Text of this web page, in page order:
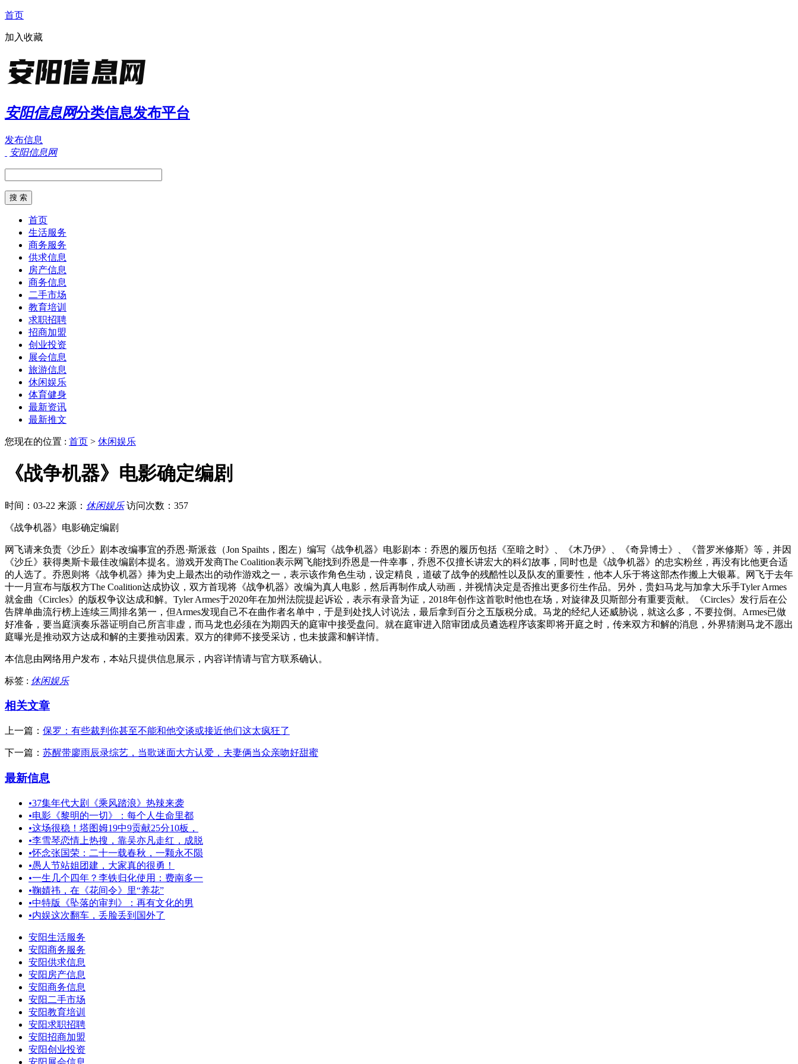
首页
加入收藏
安阳信息网分类信息发布平台
发布信息
安阳信息网
首页
生活服务
商务服务
供求信息
房产信息
商务信息
二手市场
教育培训
求职招聘
招商加盟
创业投资
展会信息
旅游信息
休闲娱乐
体育健身
最新资讯
最新推文
您现在的位置 : 首页 > 休闲娱乐
《战争机器》电影确定编剧
时间：03-22 来源： 休闲娱乐 访问次数：357
《战争机器》电影确定编剧
网飞请来负责《沙丘》剧本改编事宜的乔恩·斯派兹（Jon Spaihts，图左）编写《战争机器》电影剧本：乔恩的履历包括《至暗之时》、《木乃伊》、《奇异博士》、《普罗米修斯》等，并因
《沙丘》获得奥斯卡最佳改编剧本提名。游戏开发商The Coalition表示网飞能找到乔恩是一件幸事，乔恩不仅擅长讲宏大的科幻故事，同时也是《战争机器》的忠实粉丝，再没有比他更合适
的人选了。乔恩则将《战争机器》捧为史上最杰出的动作游戏之一，表示该作角色生动，设定精良，道破了战争的残酷性以及队友的重要性，他本人乐于将这部杰作搬上大银幕。网飞于去年
十一月宣布与版权方The Coalition达成协议，双方首现将《战争机器》改编为真人电影，然后再制作成人动画，并视情决定是否推出更多衍生作品。另外，贵妇马龙与加拿大乐手Tyler Armes
就金曲《Circles》的版权争议达成和解。Tyler Armes于2020年在加州法院提起诉讼，表示有录音为证，2018年创作这首歌时他也在场，对旋律及贝斯部分有重要贡献。《Circles》发行后在公
告牌单曲流行榜上连续三周排名第一，但Armes发现自己不在曲作者名单中，于是到处找人讨说法，最后拿到百分之五版税分成。马龙的经纪人还威胁说，就这么多，不要拉倒。Armes已做
好准备，要当庭演奏乐器证明自己所言非虚，而马龙也必须在为期四天的庭审中接受盘问。就在庭审进入陪审团成员遴选程序该案即将开庭之时，传来双方和解的消息，外界猜测马龙不愿出
庭曝光是推动双方达成和解的主要推动因素。双方的律师不接受采访，也未披露和解详情。
本信息由网络用户发布， 本站只提供信息展示，内容详情请与官方联系确认。
标签 : 休闲娱乐
相关文章
上一篇： 保罗：有些裁判你甚至不能和他交谈或接近他们这太疯狂了
下一篇： 苏醒带廖雨辰录综艺，当歌迷面大方认爱，夫妻俩当众亲吻好甜蜜
最新信息
•37集年代大剧《乘风踏浪》热辣来袭
•电影《黎明的一切》：每个人生命里都
•这场很稳！塔图姆19中9贡献25分10板，
•李雪琴恋情上热搜，靠吴亦凡走红，成脱
•怀念张国荣：二十一载春秋，一颗永不陨
•愚人节站姐团建，大家真的很勇！
•一生几个四年？李铁归化使用：费南多一
•鞠婧祎，在《花间令》里“养花”
•中特版《坠落的审判》：再有文化的男
•内娱这次翻车，丢脸丢到国外了
安阳生活服务
安阳商务服务
安阳供求信息
安阳房产信息
安阳商务信息
安阳二手市场
安阳教育培训
安阳求职招聘
安阳招商加盟
安阳创业投资
安阳展会信息